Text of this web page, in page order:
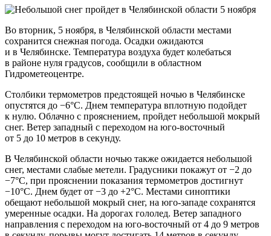
Во вторник, 5 ноября, в Челябинской области местами
сохранится снежная погода. Осадки ожидаются
и в Челябинске. Температура воздуха будет колебаться
в районе нуля градусов, сообщили в областном
Гидрометеоцентре.
Столбики термометров предстоящей ночью в Челябинске
опустятся до −6°С. Днем температура вплотную подойдет
к нулю. Облачно с прояснением, пройдет небольшой мокрый
снег. Ветер западный с переходом на юго-восточный
от 5 до 10 метров в секунду.
В Челябинской области ночью также ожидается небольшой
снег, местами слабые метели. Градусники покажут от −2 до
−7°С, при прояснении показания термометров достигнут
−10°С. Днем будет от −3 до +2°C. Местами синоптики
обещают небольшой мокрый снег, на юго-западе сохранятся
умеренные осадки. На дорогах гололед. Ветер западного
направления с переходом на юго-восточный от 4 до 9 метров